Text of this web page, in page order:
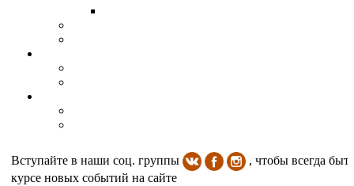
Вступайте в наши соц. группы
, чтобы всегда
курсе новых событий на сайте